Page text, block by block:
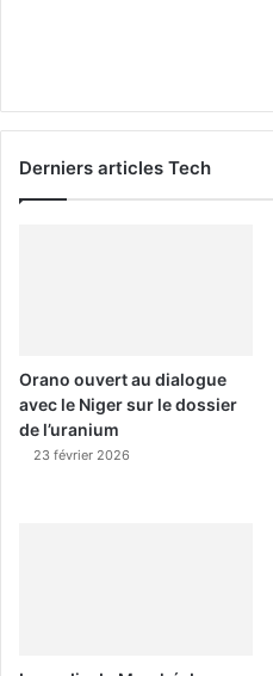
Derniers articles Tech
Orano ouvert au dialogue
avec le Niger sur le dossier
de l’uranium
23 février 2026